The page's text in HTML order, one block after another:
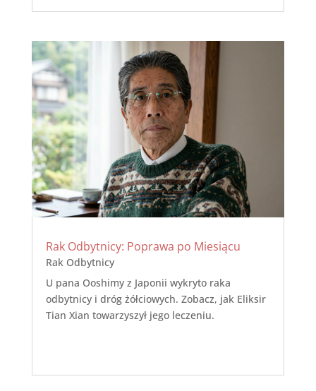
Rak Odbytnicy: Poprawa po Miesiącu
Rak Odbytnicy
U pana Ooshimy z Japonii wykryto raka
odbytnicy i dróg żółciowych. Zobacz, jak Eliksir
Tian Xian towarzyszył jego leczeniu.